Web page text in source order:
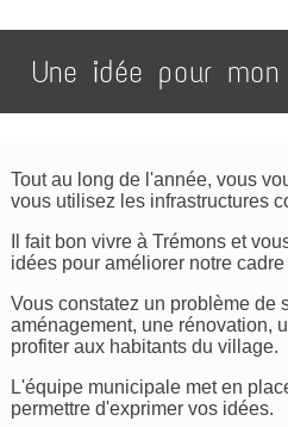
Une idée pour
Tout au long de l'année, vous
vous utilisez les infrastructures
Il fait bon vivre à Trémons et
idées pour améliorer notre cadre
Vous constatez un problème de
aménagement, une rénovation,
profiter aux habitants du village.
L'équipe municipale met en
permettre d'exprimer vos idées.